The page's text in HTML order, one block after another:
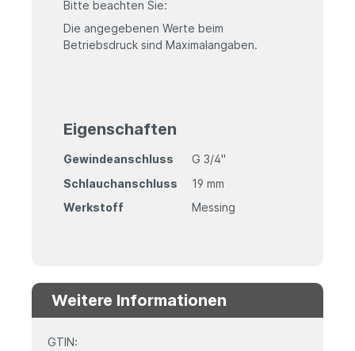
Bitte beachten Sie:
Die angegebenen Werte beim
Betriebsdruck sind Maximalangaben.
Eigenschaften
Gewindeanschluss
G 3/4"
Schlauchanschluss
19 mm
Werkstoff
Messing
Weitere Informationen
GTIN: